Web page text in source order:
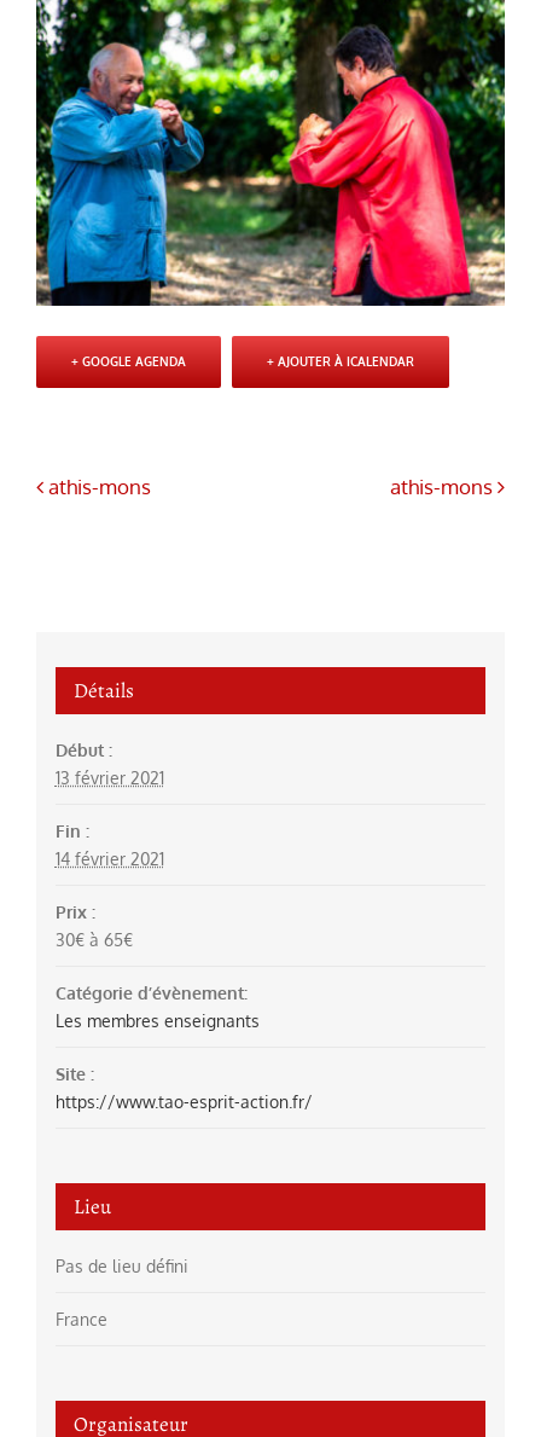
+ GOOGLE AGENDA + AJOUTER À ICALENDAR
athis-mons athis-mons
Détails
Début :
13 février 2021
Fin :
14 février 2021
Prix :
30€ à 65€
Catégorie d’évènement:
Les membres enseignants
Site :
https://www.tao-esprit-action.fr/
Lieu
Pas de lieu défini
France
Organisateur